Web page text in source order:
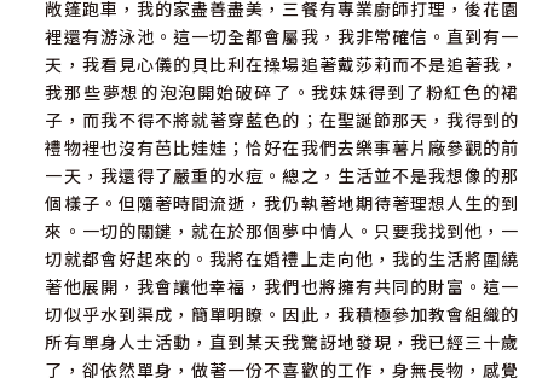
敞篷跑車，我的家盡善盡美，三餐有專業廚師打理，後花園
裡還有游泳池。這一切全都會屬我，我非常確信。直到有一
天，我看見心儀的貝比利在操場追著戴莎莉而不是追著我，
我那些夢想的泡泡開始破碎了。我妹妹得到了粉紅色的裙
子，而我不得不將就著穿藍色的；在聖誕節那天，我得到的
禮物裡也沒有芭比娃娃；恰好在我們去樂事薯片廠參觀的前
一天，我還得了嚴重的水痘。總之，生活並不是我想像的那
個樣子。但隨著時間流逝，我仍執著地期待著理想人生的到
來。一切的關鍵，就在於那個夢中情人。只要我找到他，一
切就都會好起來的。我將在婚禮上走向他，我的生活將圍繞
著他展開，我會讓他幸福，我們也將擁有共同的財富。這一
切似乎水到渠成，簡單明瞭。因此，我積極參加教會組織的
所有單身人士活動，直到某天我驚訝地發現，我已經三十歲
了，卻依然單身，做著一份不喜歡的工作，身無長物，感覺